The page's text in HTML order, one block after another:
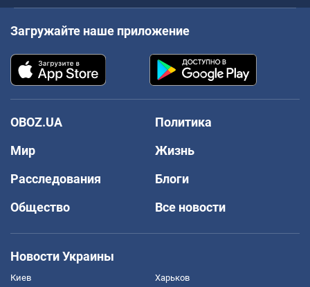
Загружайте наше приложение
OBOZ.UA
Политика
Мир
Жизнь
Расследования
Блоги
Общество
Все новости
Новости Украины
Киев Харьков